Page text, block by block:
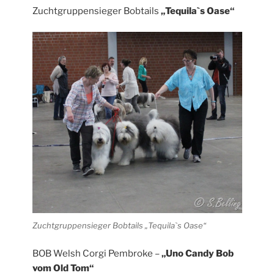
Zuchtgruppensieger Bobtails „Tequila`s Oase“
Zuchtgruppensieger Bobtails „Tequila`s Oase“
BOB Welsh Corgi Pembroke –„Uno Candy Bob
vom Old Tom“